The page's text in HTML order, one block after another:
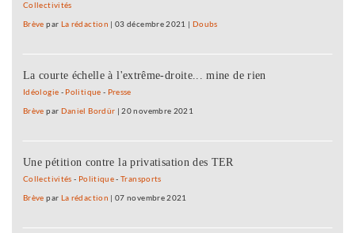
Collectivités
Brève par La rédaction |03 décembre 2021 Doubs
La courte échelle à l'extrême-droite... mine de rien
Idéologie - Politique - Presse
Brève par Daniel Bordür |20 novembre 2021
Une pétition contre la privatisation des TER
Collectivités - Politique-Transports
Brève par La rédaction |07 novembre 2021